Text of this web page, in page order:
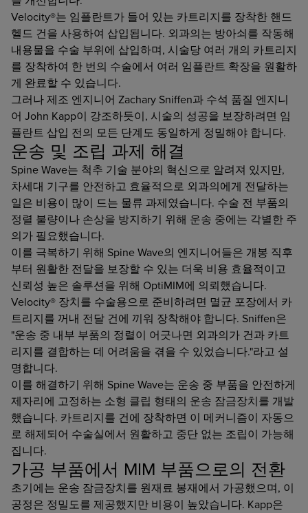
Velocity®는 임플란트가 들어 있는 카트리지를 장착한 핸드
헬드 건을 사용하여 삽입됩니다. 외과의는 방아쇠를 작동해
내용물을 수술 부위에 삽입하며, 시술당 여러 개의 카트리지
를 장착하여 한 번의 수술에서 여러 임플란트 확장을 원활하
게 완료할 수 있습니다.
그러나 제조 엔지니어 Zachary Sniffen과 수석 품질 엔지니
어 John Kapp이 강조하듯이, 시술의 성공을 보장하려면 임
플란트 삽입 전의 모든 단계도 동일하게 정밀해야 합니다.
운송 및 조립 과제 해결
Spine Wave는 척추 기술 분야의 혁신으로 알려져 있지만,
차세대 기구를 안전하고 효율적으로 외과의에게 전달하는
일은 비용이 많이 드는 물류 과제였습니다. 수술 전 부품의
정렬 불량이나 손상을 방지하기 위해 운송 중에는 각별한 주
의가 필요했습니다.
이를 극복하기 위해 Spine Wave의 엔지니어들은 개봉 직후
부터 원활한 전달을 보장할 수 있는 더욱 비용 효율적이고
신뢰성 높은 솔루션을 위해 OptiMIM에 의뢰했습니다.
Velocity® 장치를 수술용으로 준비하려면 멸균 포장에서 카
트리지를 꺼내 전달 건에 끼워 장착해야 합니다. Sniffen은
"운송 중 내부 부품의 정렬이 어긋나면 외과의가 건과 카트
리지를 결합하는 데 어려움을 겪을 수 있었습니다."라고 설
명합니다.
이를 해결하기 위해 Spine Wave는 운송 중 부품을 안전하게
제자리에 고정하는 소형 클립 형태의 운송 잠금장치를 개발
했습니다. 카트리지를 건에 장착하면 이 메커니즘이 자동으
로 해제되어 수술실에서 원활하고 중단 없는 조립이 가능해
집니다.
가공 부품에서 MIM 부품으로의 전환
초기에는 운송 잠금장치를 원재료 봉재에서 가공했으며, 이
공정은 정밀도를 제공했지만 비용이 높았습니다. Kapp은